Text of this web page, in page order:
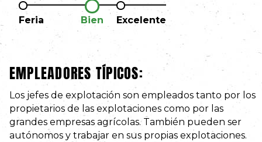
Feria Bien Excelente
EMPLEADORES TÍPICOS:
Los jefes de explotación son empleados tanto por los
propietarios de las explotaciones como por las
grandes empresas agrícolas. También pueden ser
autónomos y trabajar en sus propias explotaciones.